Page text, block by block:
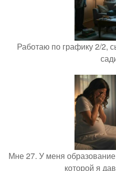
Работаю по графику 2/2,
Мне 27. У меня
которой я